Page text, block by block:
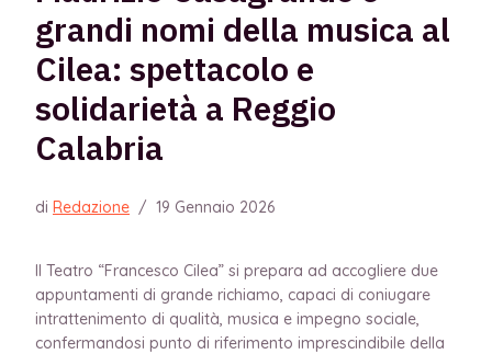
grandi nomi della musica al
Cilea: spettacolo e
solidarietà a Reggio
Calabria
di Redazione / 19 Gennaio 2026
Il Teatro “Francesco Cilea” si prepara ad accogliere due
appuntamenti di grande richiamo, capaci di coniugare
intrattenimento di qualità, musica e impegno sociale,
confermandosi punto di riferimento imprescindibile della